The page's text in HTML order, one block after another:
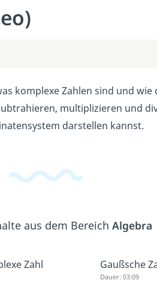
komplexe Zahlen sind und
multiplizieren und
darstellen kannst.
aus dem Bereich Algebra
Zahl Gaußsche
Dauer: 03:09